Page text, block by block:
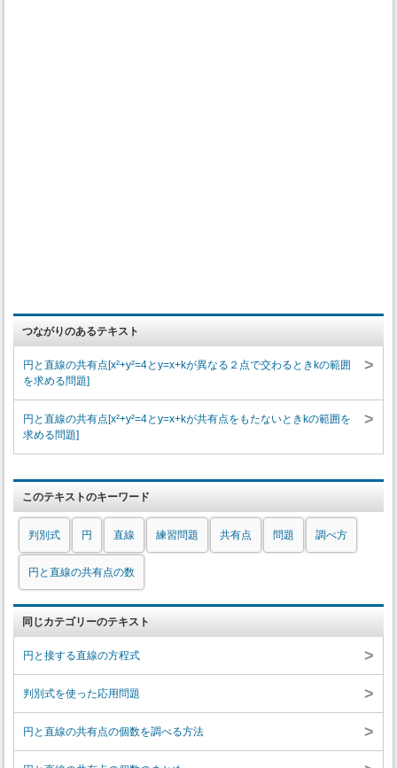
つながりのあるテキスト
円と直線の共有点[x²+y²=4とy=x+kが異なる２点で交わるときkの範囲
を求める問題]
>
円と直線の共有点[x²+y²=4とy=x+kが共有点をもたないときkの範囲を
求める問題]
>
このテキストのキーワード
判別式 円 直線 練習問題 共有点 問題 調べ方
円と直線の共有点の数
同じカテゴリーのテキスト
円と接する直線の方程式 >
判別式を使った応用問題 >
円と直線の共有点の個数を調べる方法 >